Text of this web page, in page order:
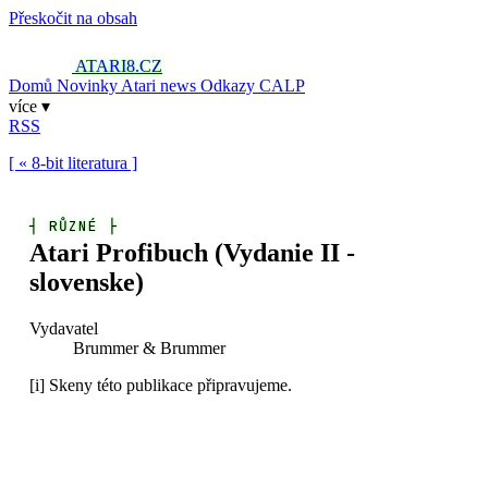
Přeskočit na obsah
ATARI8.CZ
Domů Novinky Atari news Odkazy CALP
více ▾
RSS
[ « 8-bit literatura ]
┤RŮZNÉ ├
Atari Profibuch (Vydanie II -
slovenske)
Vydavatel
Brummer & Brummer
[i] Skeny této publikace připravujeme.